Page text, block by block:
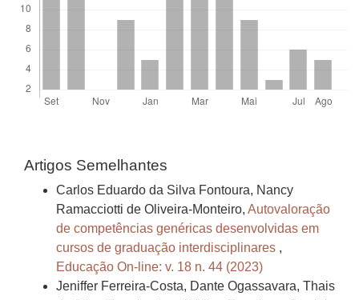
Artigos Semelhantes
Carlos Eduardo da Silva Fontoura, Nancy
Ramacciotti de Oliveira-Monteiro, Autovaloração
de competências genéricas desenvolvidas em
cursos de graduação interdisciplinares ,
Educação On-line: v. 18 n. 44 (2023)
Jeniffer Ferreira-Costa, Dante Ogassavara, Thais